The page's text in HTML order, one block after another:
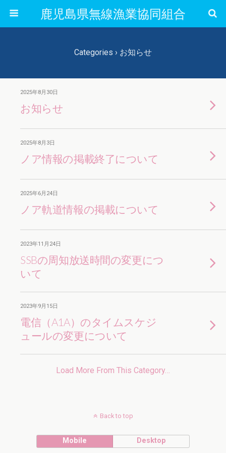
鹿児島県無線漁業協同組合
Categories › お知らせ
2025年8月30日
お知らせ
2025年8月3日
ノア情報の掲載終了について
2025年6月24日
ノア軌道情報の掲載について
2023年11月24日
SSBの周知放送時間の変更につ
いて
2023年9月15日
電信（A1A）のタイムスケジ
ュールの変更について
Load More From This Category…
Back to top
Mobile Desktop